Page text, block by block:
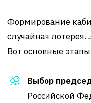
Формирование
случайная лотерея.
Вот основные этапы:
Выбор
Российской